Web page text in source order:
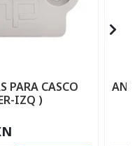
PARA CASCO
IZQ )